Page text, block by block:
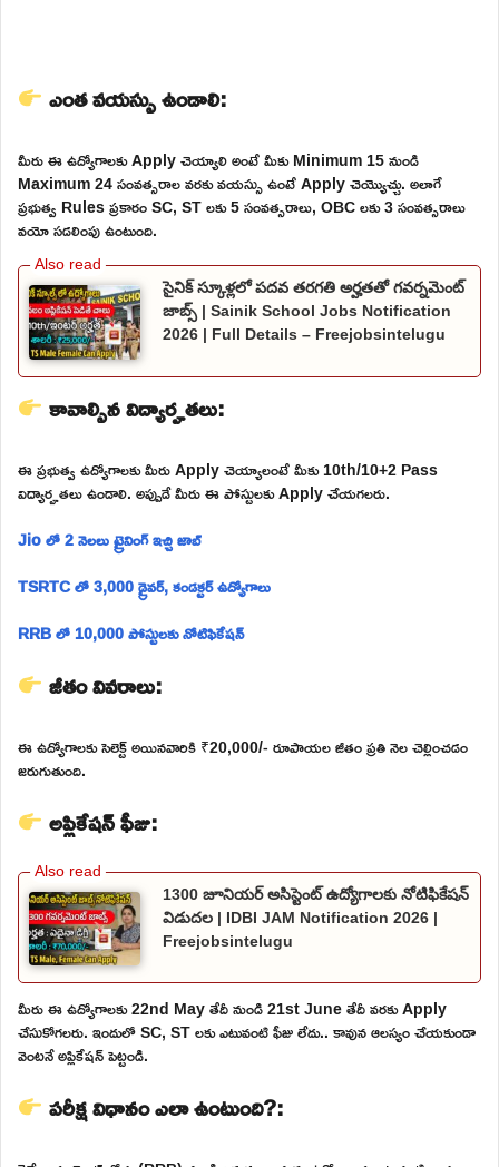
ఎంత వయస్సు ఉండాలి:
మీరు ఈ ఉద్యోగాలకు Apply చెయ్యాలి అంటే మీకు Minimum 15 నుండి
Maximum 24 సంవత్సరాల వరకు వయస్సు ఉంటే Apply చెయ్యొచ్చు. అలాగే
ప్రభుత్వ Rules ప్రకారం SC, ST లకు 5 సంవత్సరాలు, OBC లకు 3 సంవత్సరాలు
వయో సడలింపు ఉంటుంది.
సైనిక్ స్కూళ్లలో పదవ తరగతి అర్హతతో గవర్నమెంట్
జాబ్స్ | Sainik School Jobs Notification
2026 | Full Details – Freejobsintelugu
కావాల్సిన విద్యార్హతలు:
ఈ ప్రభుత్వ ఉద్యోగాలకు మీరు Apply చెయ్యాలంటే మీకు 10th/10+2 Pass
విద్యార్హతలు ఉండాలి. అప్పుడే మీరు ఈ పోస్టులకు Apply చేయగలరు.
Jio లో 2 నెలలు ట్రైనింగ్ ఇచ్చి జాబ్
TSRTC లో 3,000 డ్రైవర్, కండక్టర్ ఉద్యోగాలు
RRB లో 10,000 పోస్టులకు నోటిఫికేషన్
జీతం వివరాలు:
ఈ ఉద్యోగాలకు సెలెక్ట్ అయినవారికి ₹20,000/- రూపాయల జీతం ప్రతి నెల చెల్లించడం
జరుగుతుంది.
అప్లికేషన్ ఫీజు:
1300 జూనియర్ అసిస్టెంట్ ఉద్యోగాలకు నోటిఫికేషన్
విడుదల | IDBI JAM Notification 2026 |
Freejobsintelugu
మీరు ఈ ఉద్యోగాలకు 22nd May తేదీ నుండి 21st June తేదీ వరకు Apply
చేసుకోగలరు. ఇందులో SC, ST లకు ఎటువంటి ఫీజు లేదు.. కావున ఆలస్యం చేయకుండా
వెంటనే అప్లికేషన్ పెట్టండి.
పరీక్ష విధానం ఎలా ఉంటుంది?: